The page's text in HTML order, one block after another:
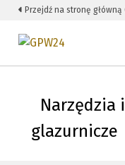
Przejdź na stronę główną
Narzędzia
glazurnicze